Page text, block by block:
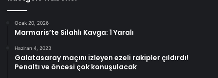
Ocak 20, 2026
Marmaris’te Silahlı Kavga: 1 Yaralı
Haziran 4, 2023
Galatasaray maçını izleyen ezeli rakipler çıldırdı!
Penaltı ve öncesi çok konuşulacak